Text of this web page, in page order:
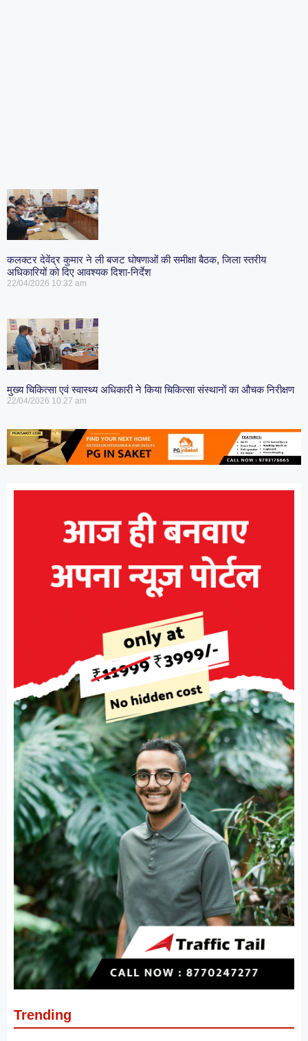
कलक्टर देवेंद्र कुमार ने ली बजट घोषणाओं की समीक्षा बैठक, जिला स्तरीय
अधिकारियों को दिए आवश्यक दिशा-निर्देश
22/04/2026 10:32 am
मुख्य चिकित्सा एवं स्वास्थ्य अधिकारी ने किया चिकित्सा संस्थानों का औचक निरीक्षण
22/04/2026 10:27 am
Trending